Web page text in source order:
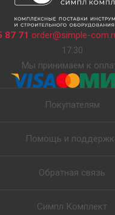
87 71 order@simple-
17:30
Мы принимаем к
Покупателям
Помощь и
Обратная связь
Симпл Комплект